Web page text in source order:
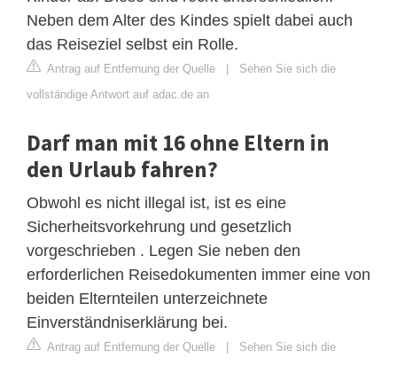
Neben dem Alter des Kindes spielt dabei auch
das Reiseziel selbst ein Rolle.
Antrag auf Entfernung der Quelle
Sehen Sie sich die
vollständige Antwort auf adac.de an
Darf man mit 16 ohne Eltern in
den Urlaub fahren?
Obwohl es nicht illegal ist, ist es eine
Sicherheitsvorkehrung und gesetzlich
vorgeschrieben . Legen Sie neben den
erforderlichen Reisedokumenten immer eine von
beiden Elternteilen unterzeichnete
Einverständniserklärung bei.
Antrag auf Entfernung der Quelle
Sehen Sie sich die